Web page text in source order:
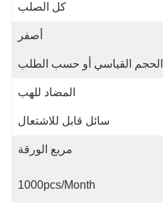
كل الصلب
أصفر
الحجم القياسي أو حسب الطلب
المضاد للهب
سائل قابل للاشتعال
مربع الورقة
1000pcs/month